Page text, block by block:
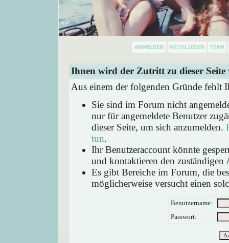
Ihnen wird der Zutritt zu dieser Seite
Aus einem der folgenden Gründe fehlt
Sie sind im Forum nicht
nur für angemeldete Benutzer
dieser Seite, um sich anzumelden.
tun.
Ihr Benutzeraccount könnte
und kontaktieren den zuständigen
Es gibt Bereiche im Forum, die
möglicherweise versucht einen
Benutzername:
Passwort: